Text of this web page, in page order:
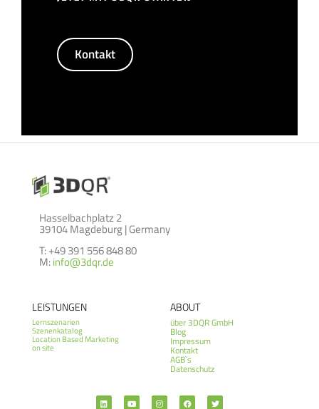
Kontakt
Hasselbachplatz 2
39104 Magdeburg | Germany
T: +49 391 556 848 80
M:info@3dqr.de
LEISTUNGEN
Lernszenarien
Szenenkatalog
Location Based Marketing
on site
ABOUT
über 3DQR GmbH
Blog
Impressum
Kontakt
AGB`s
Datenschutz